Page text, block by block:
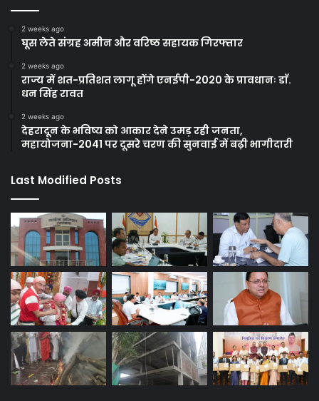
2 weeks ago
घूस लेते संग्रह अमीन और वरिष्ठ सहायक गिरफ्तार
2 weeks ago
राज्य में शत-प्रतिशत लागू होंगे एनईपी-2020 के प्रावधानः डाॅ.
धन सिंह रावत
2 weeks ago
देहरादून के भविष्य को आकार देने उमड़ रही जनता,
महायोजना-2041 पर दूसरे चरण की सुनवाई में बढ़ी भागीदारी
Last Modified Posts